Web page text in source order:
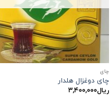
چاي
چای دوغزال هلدار
ریال۳,۴۰۰,۰۰۰